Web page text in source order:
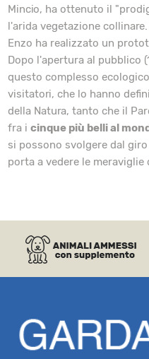
Mincio, ha ottenuto il
l'arida vegetazione
Enzo ha realizzato un
Dopo l'apertura al pubblico
questo complesso
visitatori, che lo hanno
della Natura, tanto che il
fra i cinque più belli al
si possono svolgere dal
porta a vedere le